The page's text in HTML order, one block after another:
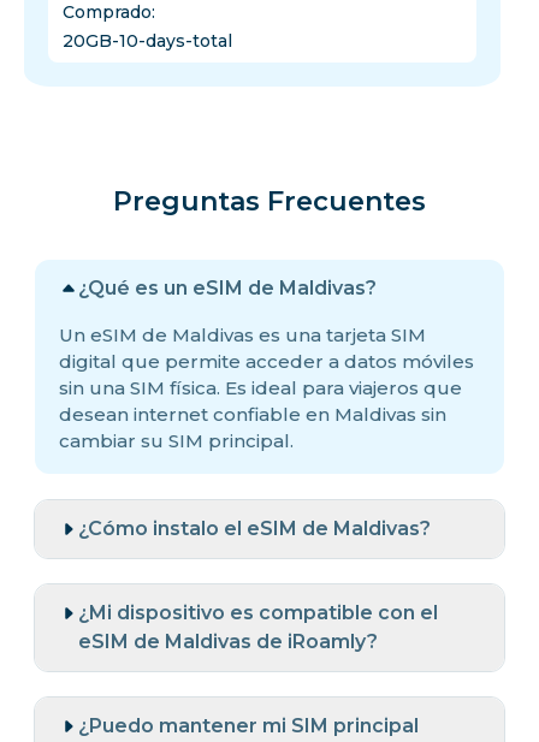
Comprado:
20GB-10-days-total
Preguntas Frecuentes
¿Qué es un eSIM de Maldivas?
Un eSIM de Maldivas es una tarjeta SIM
digital que permite acceder a datos móviles
sin una SIM física. Es ideal para viajeros que
desean internet confiable en Maldivas sin
cambiar su SIM principal.
¿Cómo instalo el eSIM de Maldivas?
¿Mi dispositivo es compatible con el
eSIM de Maldivas de iRoamly?
¿Puedo mantener mi SIM principal